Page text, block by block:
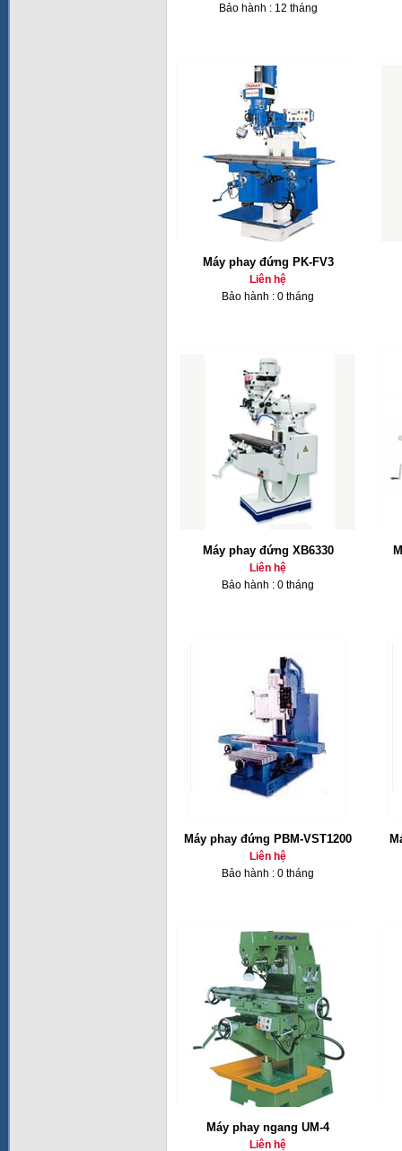
Bảo hành : 12 tháng
Máy phay đứng PK-FV3
Liên hệ
Bảo hành : 0 tháng
Máy phay đứng XB6330
Liên hệ
Bảo hành : 0 tháng
Máy phay đứng PBM-VST1200
Liên hệ
Bảo hành : 0 tháng
Máy phay ngang UM-4
Liên hệ